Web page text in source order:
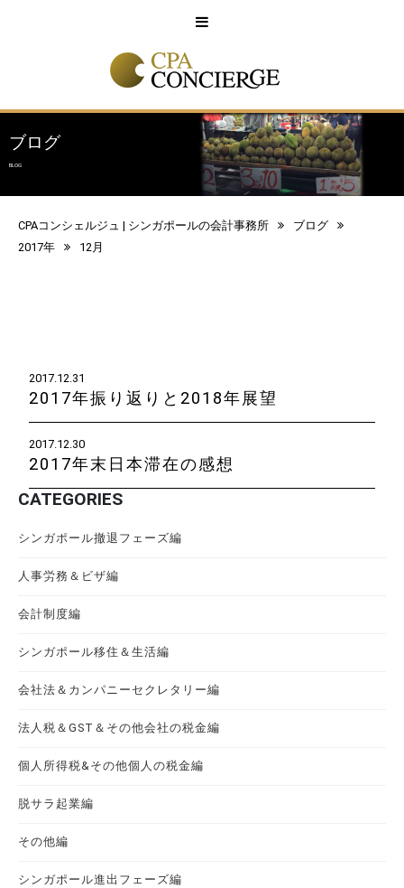
ブログ
BLOG
CPAコンシェルジュ | シンガポールの会計事務所
ブログ
2017年
12月
2017.12.31
2017年振り返りと2018年展望
2017.12.30
2017年末日本滞在の感想
CATEGORIES
シンガポール撤退フェーズ編
人事労務＆ビザ編
会計制度編
シンガポール移住＆生活編
会社法＆カンパニーセクレタリー編
法人税＆GST＆その他会社の税金編
個人所得税&その他個人の税金編
脱サラ起業編
その他編
シンガポール進出フェーズ編